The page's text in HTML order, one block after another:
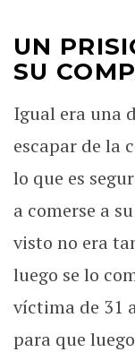
UN
SU
Igual era una
escapar de la
lo que es
a comerse a
visto no era
luego se lo
víctima de 31
para que